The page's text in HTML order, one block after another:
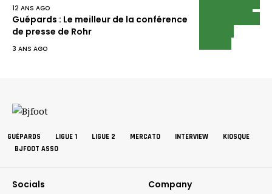
12 ANS AGO
Guépards : Le meilleur de la conférence
de presse de Rohr
3 ANS AGO
GUÉPARDS LIGUE 1 LIGUE 2 MERCATO INTERVIEW
KIOSQUE
BJFOOT ASSO
Socials Company